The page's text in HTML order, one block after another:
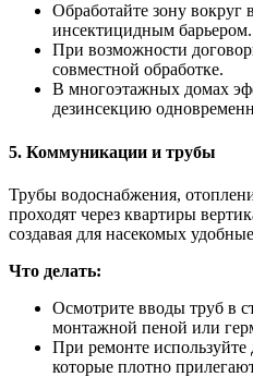
Обработайте зону вокруг
инсектицидным барьером.
При возможности
совместной обработке.
В многоэтажных домах
дезинсекцию
5. Коммуникации и трубы
Трубы водоснабжения,
проходят через квартиры
создавая для насекомых
Что делать:
Осмотрите вводы труб в
монтажной пеной или
При ремонте используйте
которые плотно